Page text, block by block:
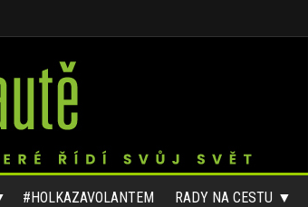
#HOLKAZAVOLANTEM RADY NA CESTU